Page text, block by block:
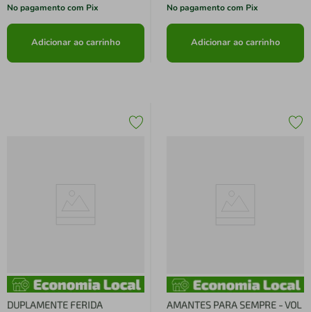
No pagamento com Pix
Adicionar ao carrinho
No pagamento com Pix
Adicionar ao carrinho
DUPLAMENTE FERIDA
AMANTES PARA SEMPRE - VOL